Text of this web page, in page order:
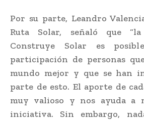
Por su parte, Leandro
Ruta Solar, señaló que
Construye Solar es
participación de personas
mundo mejor y que se han
parte de esto. El aporte de
muy valioso y nos ayuda a
iniciativa. Sin embargo,